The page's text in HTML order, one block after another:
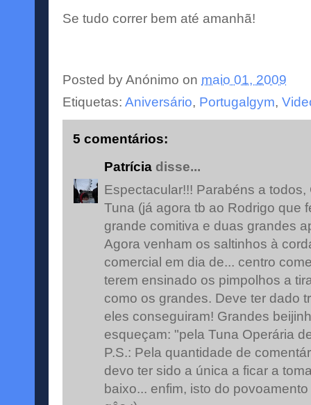
Se tudo correr bem até amanhã!
Posted byAnónimo on maio 01, 2009
Etiquetas: Aniversário, Portugalgym,
5 comentários:
Patrícia disse...
Espectacular!!! Parabéns a
Tuna (já agora tb ao Rodrigo que
grande comitiva e duas grandes
Agora venham os saltinhos à
comercial em dia de... centro
terem ensinado os pimpolhos a
como os grandes. Deve ter dado
eles conseguiram! Grandes
esqueçam: "pela Tuna Operária
P.S.: Pela quantidade de
devo ter sido a única a ficar a
baixo... enfim, isto do